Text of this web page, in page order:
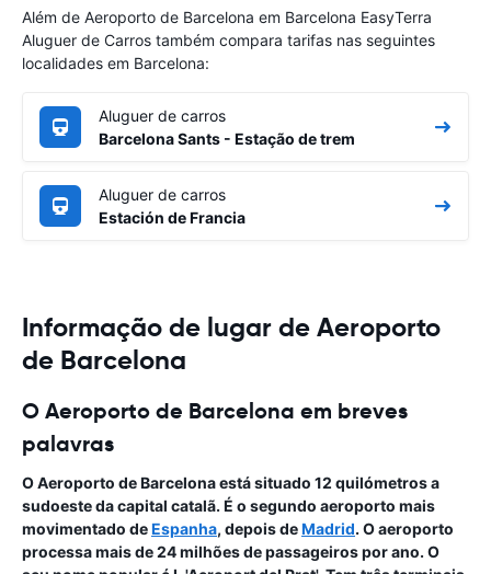
Além de Aeroporto de Barcelona em Barcelona EasyTerra
Aluguer de Carros também compara tarifas nas seguintes
localidades em Barcelona:
Aluguer de carros
Barcelona Sants - Estação de trem
Aluguer de carros
Estación de Francia
Informação de lugar de Aeroporto
de Barcelona
O Aeroporto de Barcelona em breves
palavras
OAeroporto deBarcelonaestá situado 12 quilómetros a
sudoeste da capital catalã. É o segundo aeroporto mais
movimentado deEspanha, depois deMadrid. O aeroporto
processa mais de 24 milhões de passageiros por ano. O